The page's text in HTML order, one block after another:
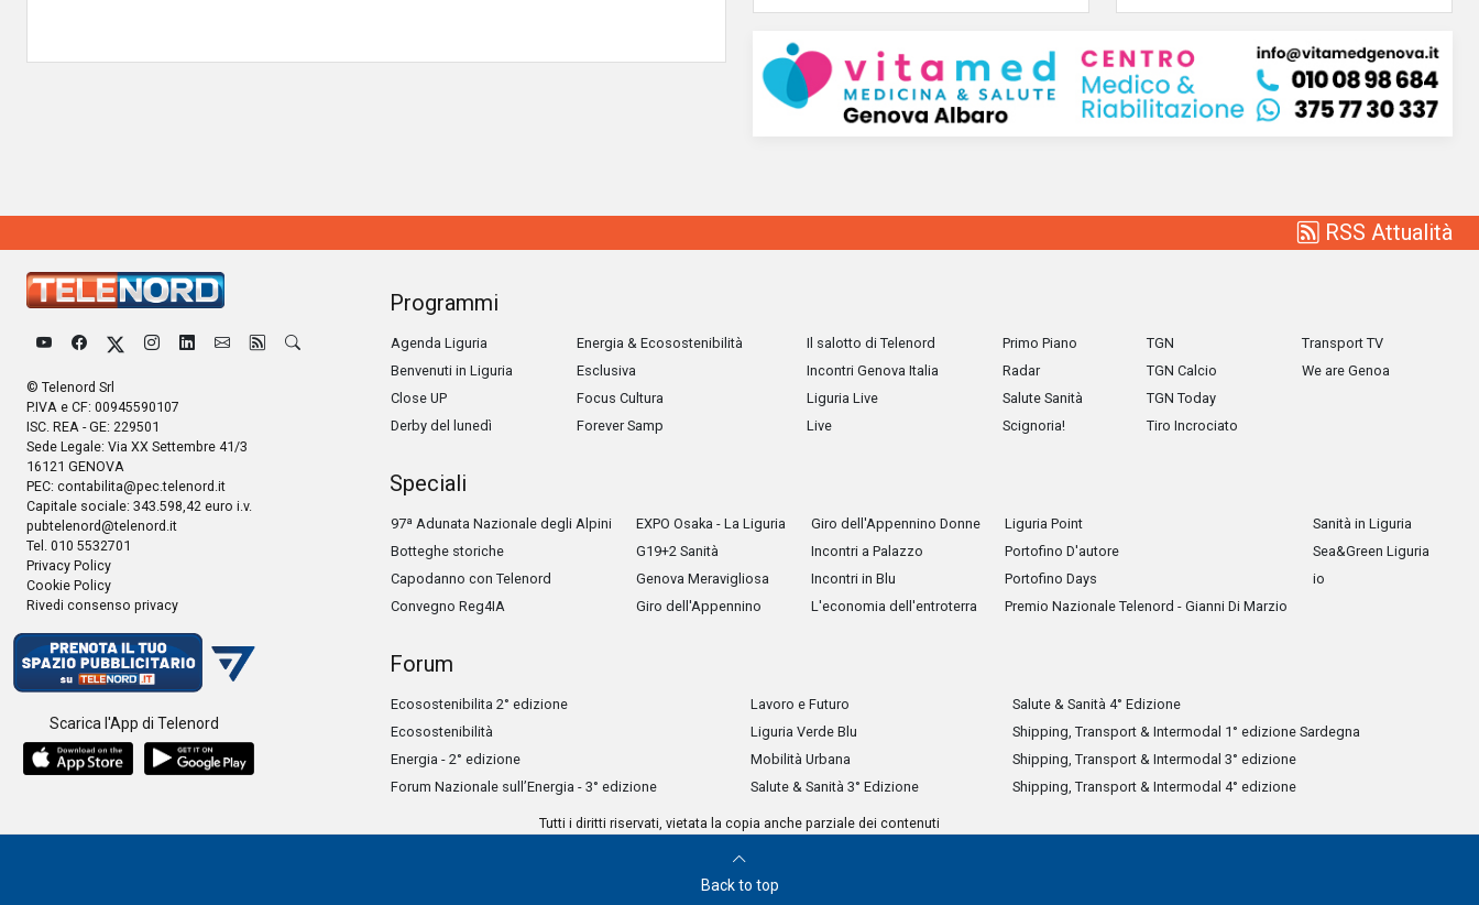
RSS Attualità
© Telenord Srl
P.IVA e CF: 00945590107
ISC. REA - GE: 229501
Sede Legale: Via XX Settembre 41/3
16121 GENOVA
PEC: contabilita@pec.telenord.it
Capitale sociale: 343.598,42 euro i.v.
pubtelenord@telenord.it
Tel. 010 5532701
Privacy Policy
Cookie Policy
Rivedi consenso privacy
Scarica l'App di Telenord
Programmi
Agenda Liguria
Benvenuti in Liguria
Close UP
Derby del lunedì
Energia & Ecosostenibilità
Esclusiva
Focus Cultura
Forever Samp
Il salotto di Telenord
Incontri Genova Italia
Liguria Live
Live
Primo Piano
Radar
Salute Sanità
Scignoria!
TGN
TGN Calcio
TGN Today
Tiro Incrociato
Transport TV
We are Genoa
Speciali
97ª Adunata Nazionale degli Alpini
Botteghe storiche
Capodanno con Telenord
Convegno Reg4IA
EXPO Osaka - La Liguria
G19+2 Sanità
Genova Meravigliosa
Giro dell'Appennino
Giro dell'Appennino Donne
Incontri a Palazzo
Incontri in Blu
L'economia dell'entroterra
Liguria Point
Portofino D'autore
Portofino Days
Premio Nazionale Telenord - Gianni Di Marzio
Sanità in Liguria
Sea&Green Liguria
io
Forum
Ecosostenibilita 2° edizione
Ecosostenibilità
Energia - 2° edizione
Forum Nazionale sull’Energia - 3° edizione
Lavoro e Futuro
Liguria Verde Blu
Mobilità Urbana
Salute & Sanità 3° Edizione
Salute & Sanità 4° Edizione
Shipping, Transport & Intermodal 1° edizione Sardegna
Shipping, Transport & Intermodal 3° edizione
Shipping, Transport & Intermodal 4° edizione
Tutti i diritti riservati, vietata la copia anche parziale dei contenuti
Back to top